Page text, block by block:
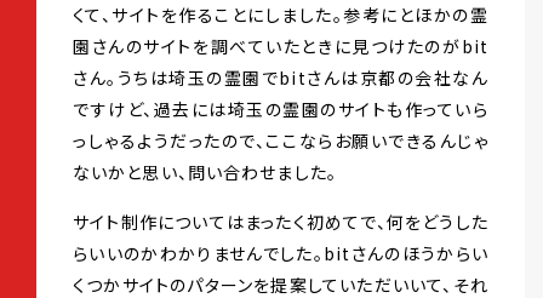
くて、サイトを作ることにしました。参考にとほかの霊
園さんのサイトを調べていたときに見つけたのがbit
さん。うちは埼玉の霊園でbitさんは京都の会社なん
ですけど、過去には埼玉の霊園のサイトも作っていら
っしゃるようだったので、ここならお願いできるんじゃ
ないかと思い、問い合わせました。
サイト制作についてはまったく初めてで、何をどうした
らいいのかわかりませんでした。bitさんのほうからい
くつかサイトのパターンを提案していただいいて、それ